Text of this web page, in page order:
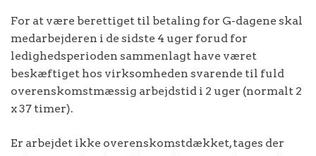
For at være berettiget til betaling for G-dagene skal
medarbejderen i de sidste 4 uger forud for
ledighedsperioden sammenlagt have været
beskæftiget hos virksomheden svarende til fuld
overenskomstmæssig arbejdstid i 2 uger (normalt 2
x 37 timer).
Er arbejdet ikke overenskomstdækket, tages der